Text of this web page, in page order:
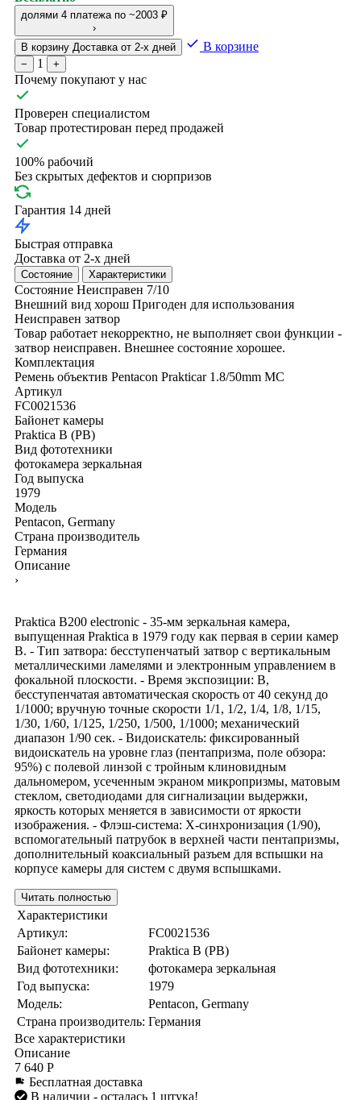
долями 4 платежа по ~2003 ₽
›
В корзину Доставка от 2-х дней В корзине
− 1 +
Почему покупают у нас
Проверен специалистом
Товар протестирован перед продажей
100% рабочий
Без скрытых дефектов и сюрпризов
Гарантия 14 дней
Быстрая отправка
Доставка от 2-х дней
Состояние Характеристики
Состояние Неисправен 7/10
Внешний вид хорош Пригоден для использования
Неисправен затвор
Товар работает некорректно, не выполняет свои функции -
затвор неисправен. Внешнее состояние хорошее.
Комплектация
Ремень объектив Pentacon Prakticar 1.8/50mm MC
Артикул
FC0021536
Байонет камеры
Praktica B (PB)
Вид фототехники
фотокамера зеркальная
Год выпуска
1979
Модель
Pentacon, Germany
Страна производитель
Германия
Описание
›
Praktica B200 electronic - 35-мм зеркальная камера,
выпущенная Praktica в 1979 году как первая в серии камер
B. - Тип затвора: бесступенчатый затвор с вертикальным
металлическими ламелями и электронным управлением в
фокальной плоскости. - Время экспозиции: B,
бесступенчатая автоматическая скорость от 40 секунд до
1/1000; вручную точные скорости 1/1, 1/2, 1/4, 1/8, 1/15,
1/30, 1/60, 1/125, 1/250, 1/500, 1/1000; механический
диапазон 1/90 сек. - Видоискатель: фиксированный
видоискатель на уровне глаз (пентапризма, поле обзора:
95%) с полевой линзой с тройным клиновидным
дальномером, усеченным экраном микропризмы, матовым
стеклом, светодиодами для сигнализации выдержки,
яркость которых меняется в зависимости от яркости
изображения. - Флэш-система: X-синхронизация (1/90),
вспомогательный патрубок в верхней части пентапризмы,
дополнительный коаксиальный разъем для вспышки на
корпусе камеры для систем с двумя вспышками.
Читать полностью
Характеристики
Артикул:
FC0021536
Байонет камеры:
Praktica B (PB)
Вид фототехники:
фотокамера зеркальная
Год выпуска:
1979
Модель:
Pentacon, Germany
Страна производитель: Германия
Все характеристики
Описание
7 640 Р
Бесплатная доставка
В наличии - осталась 1 штука!